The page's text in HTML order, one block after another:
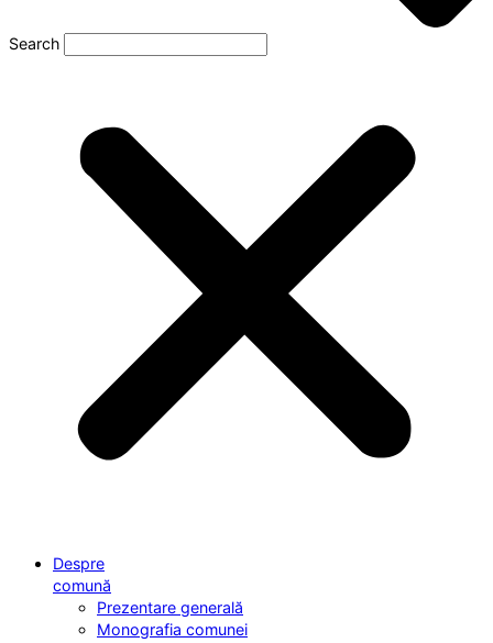
Search
Despre
comună
Prezentare generală
Monografia comunei